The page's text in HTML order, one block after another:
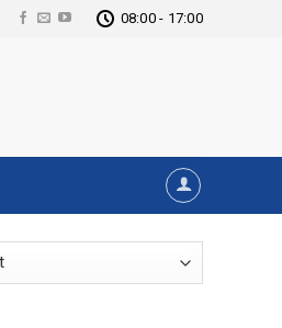
08:00 - 17:00